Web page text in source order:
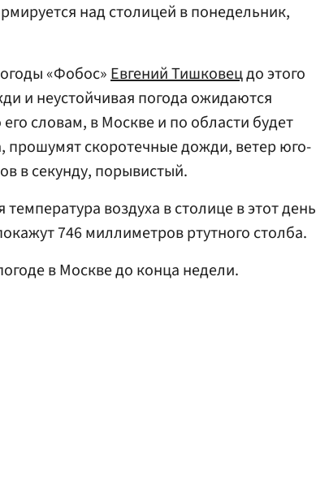
над столицей в понедельник,
«Фобос»Евгений Тишковецдо этого
и неустойчивая погода ожидаются
словам, в Москве и по области будет
прошумят скоротечные дожди, ветер юго-
в секунду, порывистый.
воздуха в столице в этот день
746 миллиметров ртутного столба.
в Москве до конца недели.